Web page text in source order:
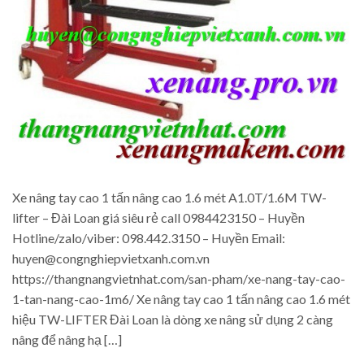
Xe nâng tay cao 1 tấn nâng cao 1.6 mét A1.0T/1.6M TW-
lifter – Đài Loan giá siêu rẻ call 0984423150 – Huyền
Hotline/zalo/viber: 098.442.3150 – Huyền Email:
huyen@congnghiepvietxanh.com.vn
https://thangnangvietnhat.com/san-pham/xe-nang-tay-cao-
1-tan-nang-cao-1m6/ Xe nâng tay cao 1 tấn nâng cao 1.6 mét
hiệu TW-LIFTER Đài Loan là dòng xe nâng sử dụng 2 càng
nâng để nâng hạ […]